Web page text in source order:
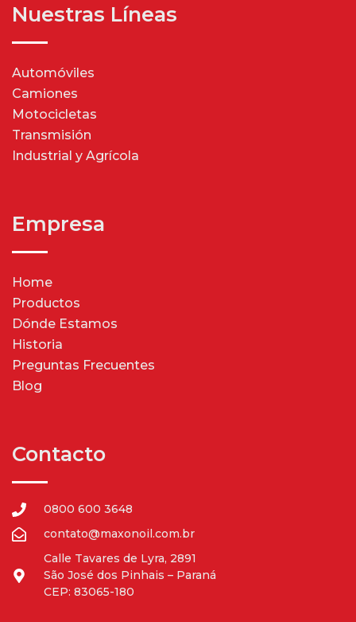
Nuestras Líneas
Automóviles
Camiones
Motocicletas
Transmisión
Industrial y Agrícola
Empresa
Home
Productos
Dónde Estamos
Historia
Preguntas Frecuentes
Blog
Contacto
0800 600 3648
contato@maxonoil.com.br
Calle Tavares de Lyra, 2891
São José dos Pinhais – Paraná
CEP: 83065-180